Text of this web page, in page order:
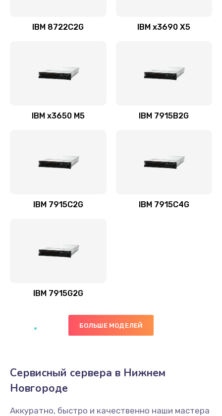
IBM 8722C2G IBM x3690 X5
IBM x3650 M5 IBM 7915B2G
IBM 7915C2G IBM 7915C4G
IBM 7915G2G
БОЛЬШЕ МОДЕЛЕЙ
Сервисный сервера в Нижнем
Новгороде
Аккуратно, быстро и качественно наши мастера